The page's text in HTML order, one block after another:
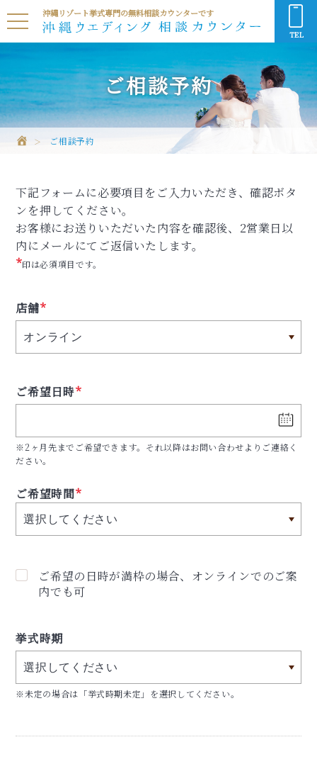
沖縄リゾート挙式専門の無料相談カウンターです
TEL
ご相談予約
ご相談予約
下記フォームに必要項目をご入力いただき、確認ボタ
ンを押してください。
お客様にお送りいただいた内容を確認後、2営業日以
内にメールにてご返信いたします。
*印は必須項目です。
店舗*
ご希望日時*
※2ヶ月先までご希望できます。 それ以降はお問い合わせよりご連絡く
ださい。
ご希望時間*
ご希望の日時が満枠の場合、オンラインでのご案
内でも可
挙式時期
※未定の場合は「挙式時期未定」を選択してください。